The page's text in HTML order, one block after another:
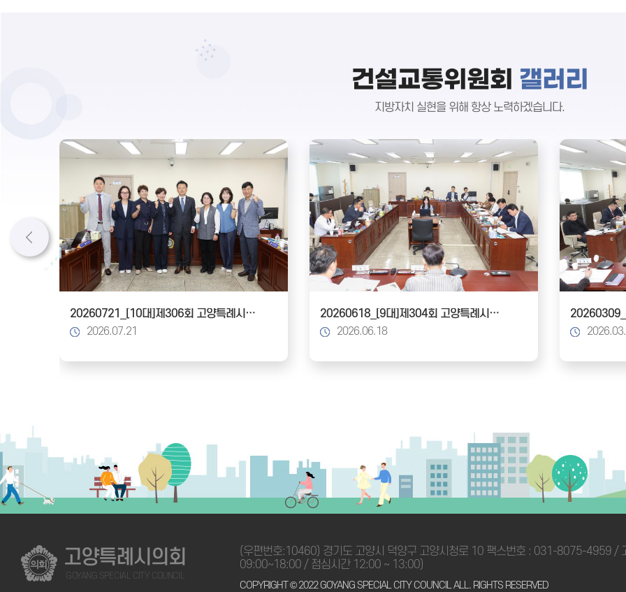
건설교통위원회 갤러리
지방자치 실현을 위해 항상 노력하겠습니다.
20260721_[10대]제306회 고양특례시의회 임시회_건설교통위원회
2026.07.21
20260618_[9대]제304회 고양특례시의회 임시회_건설교통위원회
2026.06.18
고양특례시의회
GOYANG SPECIAL CITY COUNCIL
(우편번호:10460) 경기도 고양시 덕양구 고양시청로 10 팩스번호 : 031-8075-4959 /
09:00~18:00 / 점심시간 12:00 ~ 13:00)
COPYRIGHT © 2022 GOYANG SPECIAL CITY COUNCIL ALL. RIGHTS RESERVED